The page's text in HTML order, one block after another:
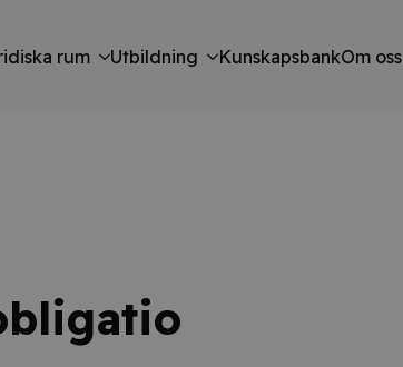
rum Utbildning KunskapsbankOm oss